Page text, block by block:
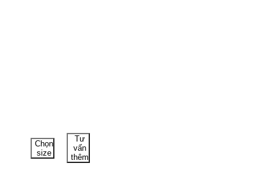
Chọn
size
Tư
vấn
thêm